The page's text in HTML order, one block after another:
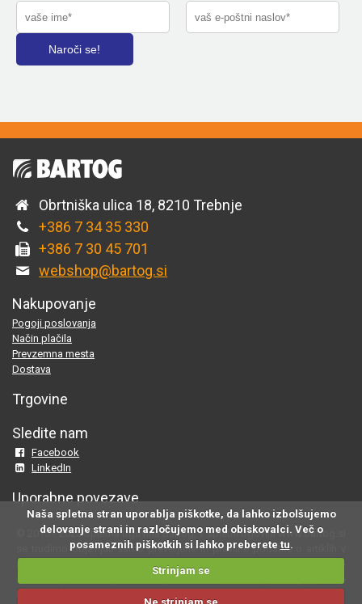
Obrtniška ulica 18, 8210 Trebnje
+386 7 34 35 330
+386 7 30 45 701
webshop@bartog.si
Nakupovanje
Pogoji poslovanja
Način plačila
Prevzemna mesta
Dostava
Trgovine
Sledite nam
Facebook
LinkedIn
Uporabne povezave
© 2015 - 2025 Spletna trgovina Bartog, v spletni trgovini www.bartog.si
se trudimo objavljati samo preverjene in pravilne podatke o artiklih v
ponudbi; če na naši strani odkrijete neresnične oziroma neustrezne
informacije, nam to prosimo sporočite na
izdelkov so simbolične. Cene že vsebujejo DDV.
Naša spletna stran uporablja piškotke, da lahko izbolšujemo
delovanje strani in razločujemo med obiskovalci. Več o
posameznih piškotkih si lahko preberete tu.
Strinjam se
Ne strinjam se